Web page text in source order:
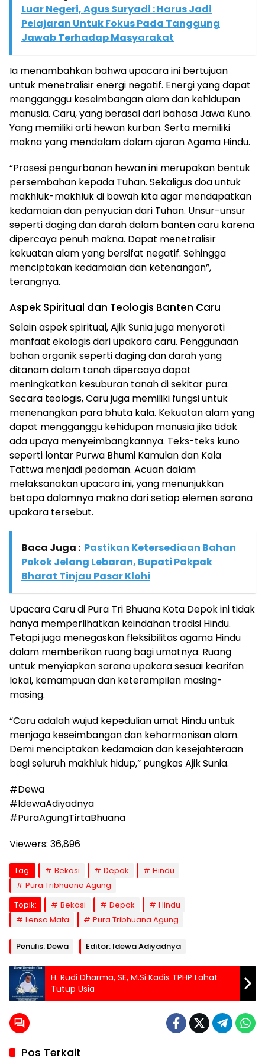
Luar Negeri, Agus Suryadi : Harus Jadi
Pelajaran Untuk Fokus Pada Tanggung
Jawab Terhadap Masyarakat
Ia menambahkan bahwa upacara ini bertujuan
untuk menetralisir energi negatif. Energi yang dapat
mengganggu keseimbangan alam dan kehidupan
manusia. Caru, yang berasal dari bahasa Jawa Kuno.
Yang memiliki arti hewan kurban. Serta memiliki
makna yang mendalam dalam ajaran Agama Hindu.
“Prosesi pengurbanan hewan ini merupakan bentuk
persembahan kepada Tuhan. Sekaligus doa untuk
makhluk-makhluk di bawah kita agar mendapatkan
kedamaian dan penyucian dari Tuhan. Unsur-unsur
seperti daging dan darah dalam banten caru karena
dipercaya penuh makna. Dapat menetralisir
kekuatan alam yang bersifat negatif. Sehingga
menciptakan kedamaian dan ketenangan”,
terangnya.
Aspek Spiritual dan Teologis Banten Caru
Selain aspek spiritual, Ajik Sunia juga menyoroti
manfaat ekologis dari upakara caru. Penggunaan
bahan organik seperti daging dan darah yang
ditanam dalam tanah dipercaya dapat
meningkatkan kesuburan tanah di sekitar pura.
Secara teologis, Caru juga memiliki fungsi untuk
menenangkan para bhuta kala. Kekuatan alam yang
dapat mengganggu kehidupan manusia jika tidak
ada upaya menyeimbangkannya. Teks-teks kuno
seperti lontar Purwa Bhumi Kamulan dan Kala
Tattwa menjadi pedoman. Acuan dalam
melaksanakan upacara ini, yang menunjukkan
betapa dalamnya makna dari setiap elemen sarana
upakara tersebut.
Baca Juga : Pastikan Ketersediaan Bahan
Pokok Jelang Lebaran, Bupati Pakpak
Bharat Tinjau Pasar Klohi
Upacara Caru di Pura Tri Bhuana Kota Depok ini tidak
hanya memperlihatkan keindahan tradisi Hindu.
Tetapi juga menegaskan fleksibilitas agama Hindu
dalam memberikan ruang bagi umatnya. Ruang
untuk menyiapkan sarana upakara sesuai kearifan
lokal, kemampuan dan keterampilan masing-
masing.
“Caru adalah wujud kepedulian umat Hindu untuk
menjaga keseimbangan dan keharmonisan alam.
Demi menciptakan kedamaian dan kesejahteraan
bagi seluruh makhluk hidup,” pungkas Ajik Sunia.
#Dewa
#IdewaAdiyadnya
#PuraAgungTirtaBhuana
Viewers: 36,896
Tag: Bekasi Depok
Hindu
Pura Tribhuana Agung
Topik:
Bekasi Depok
Hindu
Lensa Mata
Pura Tribhuana Agung
Penulis: Dewa Editor: Idewa Adiyadnya
H. Rudi Dharma, SE, M.Si Kadis TPHP Lahat
Tutup Usia
Pos Terkait